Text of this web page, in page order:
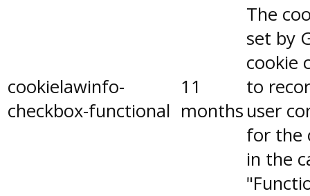
cookielawinfo-
checkbox-functional
11
months
The
set by
cookie
to
user
for the
in the